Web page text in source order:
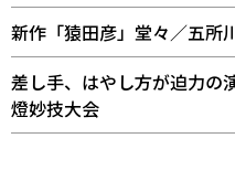
新作「猿田彦」堂々／五所
差し手、はやし方が迫力
燈妙技大会